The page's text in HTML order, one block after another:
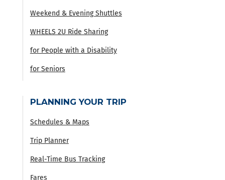
Weekend & Evening Shuttles
WHEELS 2U Ride Sharing
for People with a Disability
for Seniors
PLANNING YOUR TRIP
Schedules & Maps
Trip Planner
Real-Time Bus Tracking
Fares